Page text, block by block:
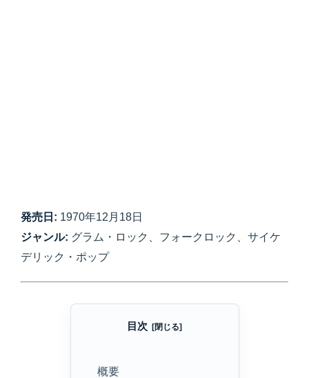
発売日: 1970年12月18日
ジャンル: グラム・ロック、フォークロック、サイケ
デリック・ポップ
目次
概要